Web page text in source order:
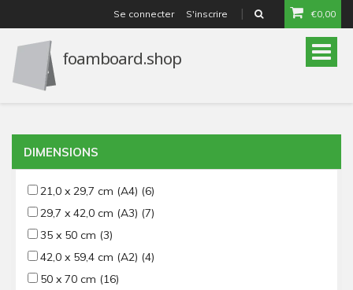
Se connecter S'inscrire €0,00
Toggle
DIMENSIONS
21,0 x 29,7 cm (A4) (6)
29,7 x 42,0 cm (A3) (7)
35 x 50 cm (3)
42,0 x 59,4 cm (A2) (4)
50 x 70 cm (16)